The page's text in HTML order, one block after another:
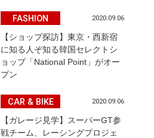
FASHION 2020.09.06
【ショップ探訪】東京・西新宿
に知る人ぞ知る韓国セレクトシ
ョップ「National Point」がオー
プン
CAR & BIKE 2020.09.06
【ガレージ見学】スーパーGT参
戦チーム、レーシングプロジェ